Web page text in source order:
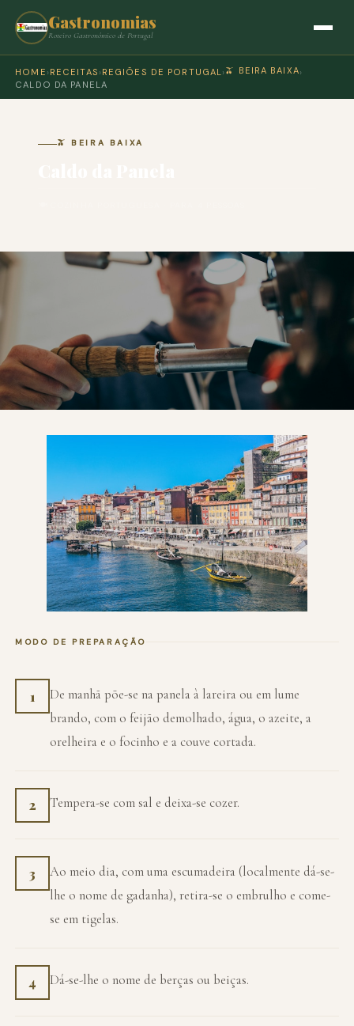
Gastronomias
Roteiro Gastronómico de Portugal
HOME › RECEITAS › REGIÕES DE PORTUGAL › 🫒 BEIRA BAIXA›
CALDO DA PANELA
🫒 BEIRA BAIXA
MODO DE PREPARAÇÃO
1
De manhã põe-se na panela à lareira ou em lume
brando, com o feijão demolhado, água, o azeite, a
orelheira e o focinho e a couve cortada.
2 Tempera-se com sal e deixa-se cozer.
3
Ao meio dia, com uma escumadeira (localmente dá-se-
lhe o nome de gadanha), retira-se o embrulho e come-
se em tigelas.
4 Dá-se-lhe o nome de berças ou beiças.